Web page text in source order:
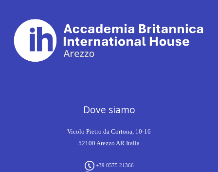
Dove siamo
Vicolo Pietro da Cortona, 10-16
52100 Arezzo AR Italia
+39 0575 21366